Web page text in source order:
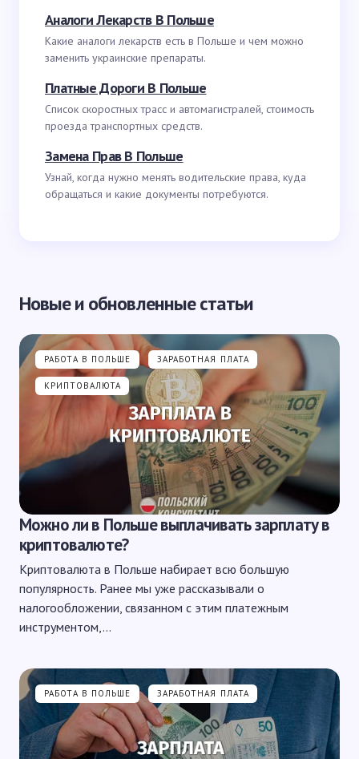
Аналоги Лекарств В Польше
Какие аналоги лекарств есть в Польше и чем можно
заменить украинские препараты.
Платные Дороги В Польше
Список скоростных трасс и автомагистралей, стоимость
проезда транспортных средств.
Замена Прав В Польше
Узнай, когда нужно менять водительские права, куда
обращаться и какие документы потребуются.
Новые и обновленные статьи
РАБОТА В ПОЛЬШЕ ЗАРАБОТНАЯ ПЛАТА
КРИПТОВАЛЮТА
Можно ли в Польше выплачивать зарплату в
криптовалюте?
Криптовалюта в Польше набирает всю большую
популярность. Ранее мы уже рассказывали о
налогообложении, связанном с этим платежным
инструментом,…
РАБОТА В ПОЛЬШЕ ЗАРАБОТНАЯ ПЛАТА